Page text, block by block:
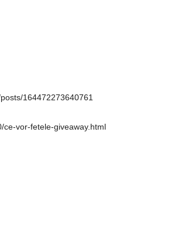
164472273640761
ce-vor-fetele-giveaway.html